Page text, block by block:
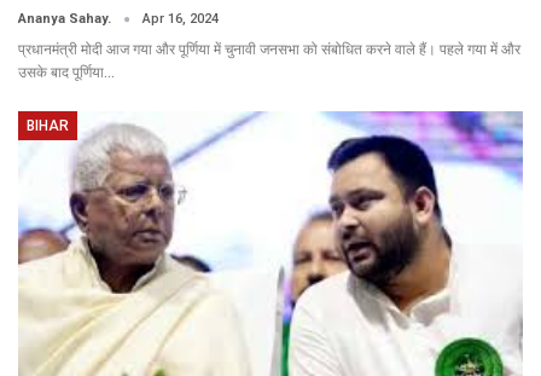
Ananya Sahay. Apr 16, 2024
प्रधानमंत्री मोदी आज गया और पूर्णिया में चुनावी जनसभा को संबोधित करने वाले हैं। पहले गया में और
उसके बाद पूर्णिया…
BIHAR